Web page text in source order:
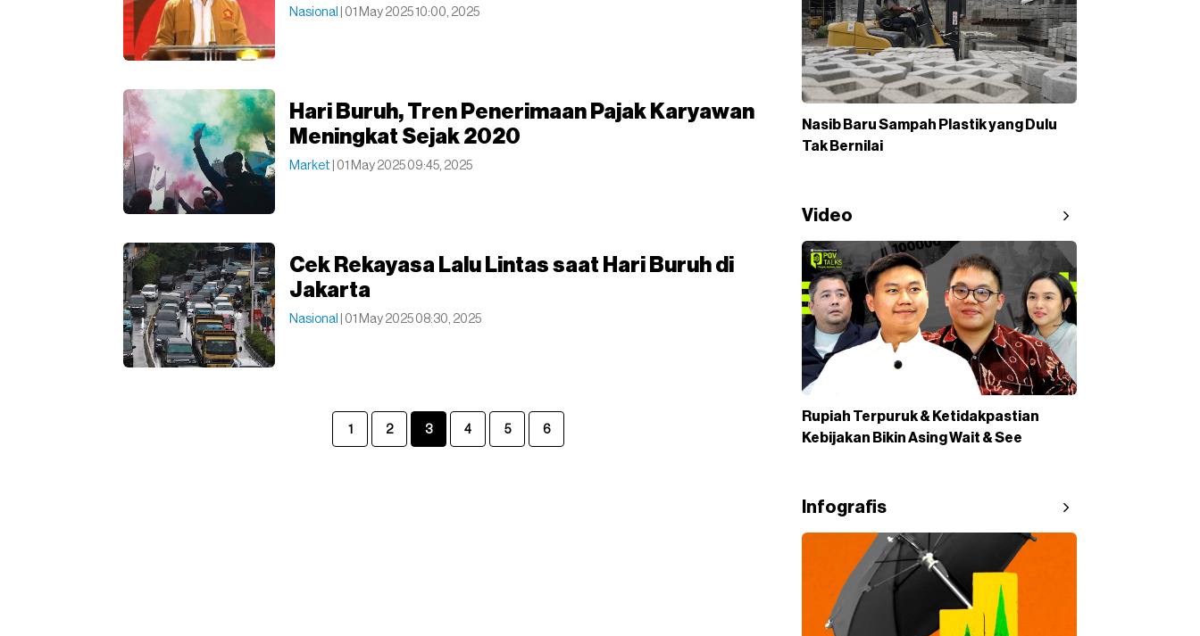
Nasional | 01 May 2025 10:00, 2025
Hari Buruh, Tren Penerimaan Pajak Karyawan
Meningkat Sejak 2020
Market | 01 May 2025 09:45, 2025
Cek Rekayasa Lalu Lintas saat Hari Buruh di
Jakarta
Nasional | 01 May 2025 08:30, 2025
1 2 3 4 5 6
Nasib Baru Sampah Plastik yang Dulu
Tak Bernilai
Video
Rupiah Terpuruk & Ketidakpastian
Kebijakan Bikin Asing Wait & See
Infografis